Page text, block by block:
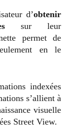
d’obtenir
sur leur
permet de
en le
indexées
s’allient à
visuelle
Street View.